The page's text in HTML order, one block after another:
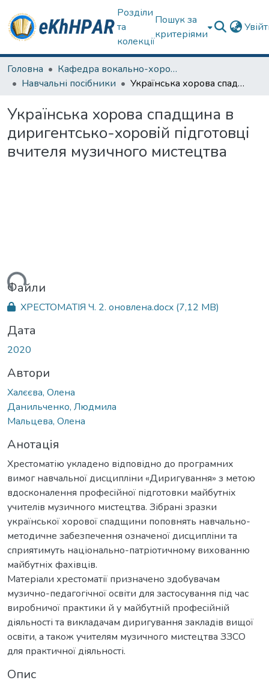
Розділи
та
колекції
Пошук за
критеріями
Головна
Кафедра вокально-хорової підготовки вчителя
Навчальні посібники
Українська хорова спадщина в диригентсько-хоровій підготовці вчителя музичного мистецтва
Українська хорова спадщина в
диригентсько-хоровій підготовці
вчителя музичного мистецтва
Файли
ХРЕСТОМАТІЯ Ч. 2. оновлена.docx (7,12 MB)
Дата
2020
Автори
Халєєва, Олена
Данильченко, Людмила
Мальцева, Олена
Анотація
Хрестоматію укладено відповідно до програмних
вимог навчальної дисципліни «Диригування» з метою
вдосконалення професійної підготовки майбутніх
учителів музичного мистецтва. Зібрані зразки
української хорової спадщини поповнять навчально-
методичне забезпечення означеної дисципліни та
сприятимуть національно-патріотичному вихованню
майбутніх фахівців.
Матеріали хрестоматії призначено здобувачам
музично-педагогічної освіти для застосування під час
виробничої практики й у майбутній професійній
діяльності та викладачам диригування закладів вищої
освіти, а також учителям музичного мистецтва ЗЗСО
для практичної діяльності.
Опис